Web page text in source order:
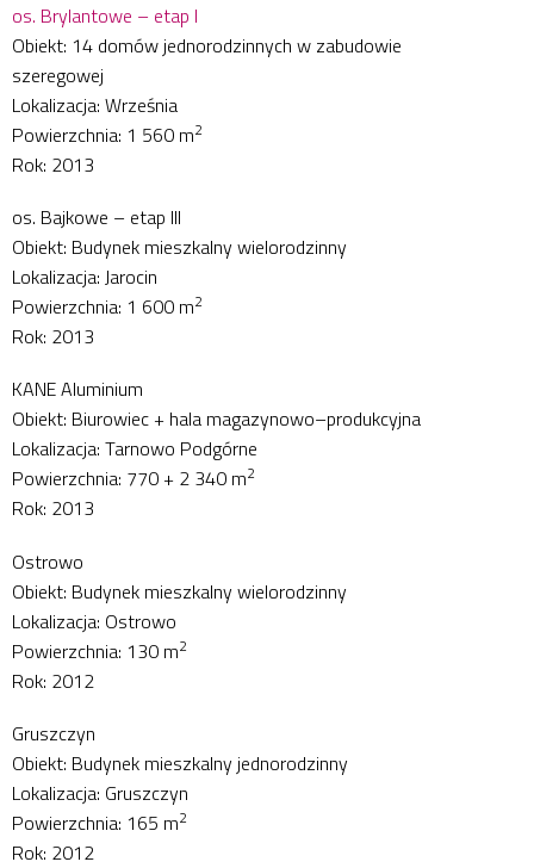
os. Brylantowe – etap I
Obiekt: 14 domów jednorodzinnych w zabudowie
szeregowej
Lokalizacja: Września
Powierzchnia: 1 560 m2
Rok: 2013
os. Bajkowe – etap III
Obiekt: Budynek mieszkalny wielorodzinny
Lokalizacja: Jarocin
Powierzchnia: 1 600 m2
Rok: 2013
KANE Aluminium
Obiekt: Biurowiec + hala magazynowo–produkcyjna
Lokalizacja: Tarnowo Podgórne
Powierzchnia: 770 + 2 340 m2
Rok: 2013
Ostrowo
Obiekt: Budynek mieszkalny wielorodzinny
Lokalizacja: Ostrowo
Powierzchnia: 130 m2
Rok: 2012
Gruszczyn
Obiekt: Budynek mieszkalny jednorodzinny
Lokalizacja: Gruszczyn
Powierzchnia: 165 m2
Rok: 2012